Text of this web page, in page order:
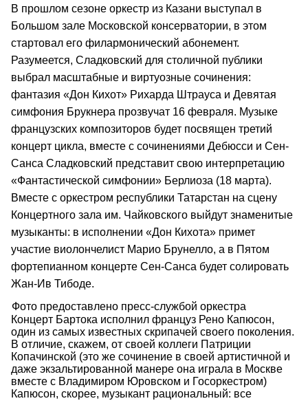
В прошлом сезоне оркестр из Казани выступал в
Большом зале Московской консерватории, в этом
стартовал его филармонический абонемент.
Разумеется, Сладковский для столичной публики
выбрал масштабные и виртуозные сочинения:
фантазия «Дон Кихот» Рихарда Штрауса и Девятая
симфония Брукнера прозвучат 16 февраля. Музыке
французских композиторов будет посвящен третий
концерт цикла, вместе с сочинениями Дебюсси и Сен-
Санса Сладковский представит свою интерпретацию
«Фантастической симфонии» Берлиоза (18 марта).
Вместе с оркестром республики Татарстан на сцену
Концертного зала им. Чайковского выйдут знаменитые
музыканты: в исполнении «Дон Кихота» примет
участие виолончелист Марио Брунелло, а в Пятом
фортепианном концерте Сен-Санса будет солировать
Жан-Ив Тибоде.
Фото предоставлено пресс-службой оркестра
Концерт Бартока исполнил француз Рено Капюсон,
один из самых известных скрипачей своего поколения.
В отличие, скажем, от своей коллеги Патриции
Копачинской (это же сочинение в своей артистичной и
даже экзальтированной манере она играла в Москве
вместе с Владимиром Юровском и Госоркестром)
Капюсон, скорее, музыкант рациональный: все